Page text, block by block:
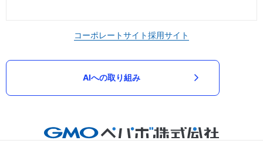
コーポレートサイト採用サイト
AIへの取り組み